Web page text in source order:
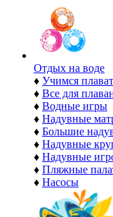
Отдых на воде
♦ Учимся
♦ Все для
♦ Водные игры
♦ Надувные
♦ Большие
♦ Надувные
♦ Надувные
♦ Пляжные
♦ Насосы